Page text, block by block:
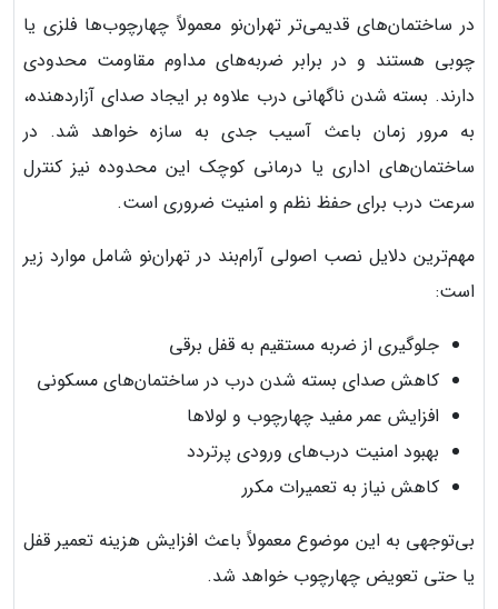
در ساختمان‌های قدیمی‌تر تهران‌نو معمولاً چهارچوب‌ها فلزی یا
چوبی هستند و در برابر ضربه‌های مداوم مقاومت محدودی
دارند. بسته شدن ناگهانی درب علاوه بر ایجاد صدای آزاردهنده،
به مرور زمان باعث آسیب جدی به سازه خواهد شد. در
ساختمان‌های اداری یا درمانی کوچک این محدوده نیز کنترل
سرعت درب برای حفظ نظم و امنیت ضروری است.
مهم‌ترین دلایل نصب اصولی آرام‌بند در تهران‌نو شامل موارد زیر
است:
جلوگیری از ضربه مستقیم به قفل برقی
کاهش صدای بسته شدن درب در ساختمان‌های مسکونی
افزایش عمر مفید چهارچوب و لولاها
بهبود امنیت درب‌های ورودی پرتردد
کاهش نیاز به تعمیرات مکرر
بی‌توجهی به این موضوع معمولاً باعث افزایش هزینه تعمیر قفل
یا حتی تعویض چهارچوب خواهد شد.